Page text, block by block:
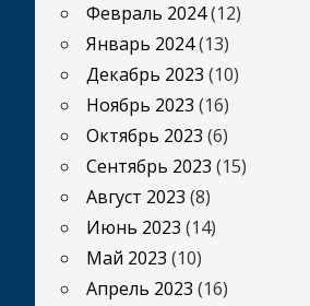
Февраль 2024(12)
Январь 2024(13)
Декабрь 2023 (10)
Ноябрь 2023 (16)
Октябрь 2023 (6)
Сентябрь 2023 (15)
Август 2023 (8)
Июнь 2023 (14)
Май 2023 (10)
Апрель 2023 (16)